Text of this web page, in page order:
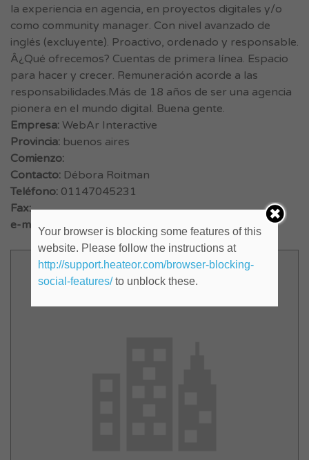
la experiencia en agencia, en proyectos digitales y/o
como community manager. Con nivel avanzado de
inglés (excluyente). Proactivo, ordenado y responsable.
Â¿Qué ofrecemos? Cuentas de primera línea. Espacio
para hacer y crecer. Remuneración acorde a las
responsabilidades.Más de 18 años de ser una agencia
pionera en el mundo digital. Buena gente.
Empresa: WebAr Interactive
Provincia: buenos aires
Comienzo:
Contacto: Débora Roitman
Teléfono: 01147045231
Fax:
e-mail:
rrhh@webar.net
Your browser is blocking some features of this
website. Please follow the instructions at
http://support.heateor.com/browser-blocking-
social-features/to unblock these.